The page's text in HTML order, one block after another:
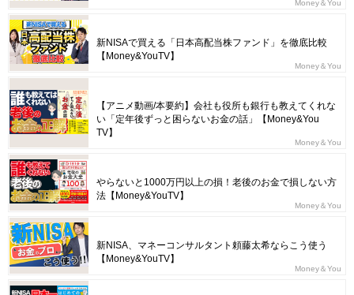
Money＆You
新NISAで買える「日本高配当株ファンド」を徹底比較
【Money&YouTV】
Money＆You
【アニメ動画/本要約】会社も役所も銀行も教えてくれな
い「定年後ずっと困らないお金の話」【Money&You
TV】
Money＆You
やらないと1000万円以上の損！老後のお金で損しない方
法【Money&YouTV】
Money＆You
新NISA、マネーコンサルタント頼藤太希ならこう使う
【Money&YouTV】
Money＆You